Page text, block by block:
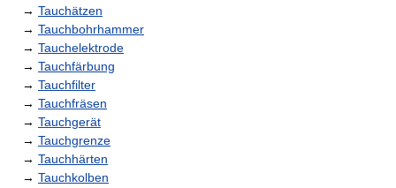
→ Tauchätzen
→ Tauchbohrhammer
→ Tauchelektrode
→ Tauchfärbung
→ Tauchfilter
→ Tauchfräsen
→ Tauchgerät
→ Tauchgrenze
→ Tauchhärten
→ Tauchkolben